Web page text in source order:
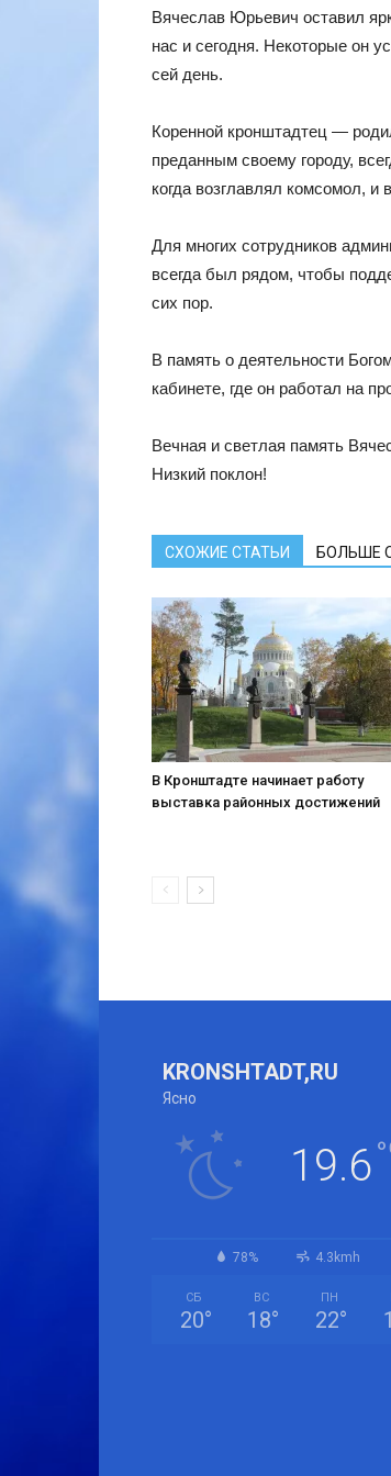
Вячеслав Юрьевич оставил
нас и сегодня. Некоторые он
сей день.
Коренной кронштадтец —
преданным своему городу,
когда возглавлял комсомол,
Для многих сотрудников
всегда был рядом, чтобы
сих пор.
В память о деятельности
кабинете, где он работал на
Вечная и светлая память
Низкий поклон!
СХОЖИЕ СТАТЬИ БОЛЬШЕ
В Кронштадте начинает работу
выставка районных достижений
KRONSHTADT,RU
Ясно
19.6°
78% 4.3kmh
СБ
20°
ВС
18°
ПН
22°